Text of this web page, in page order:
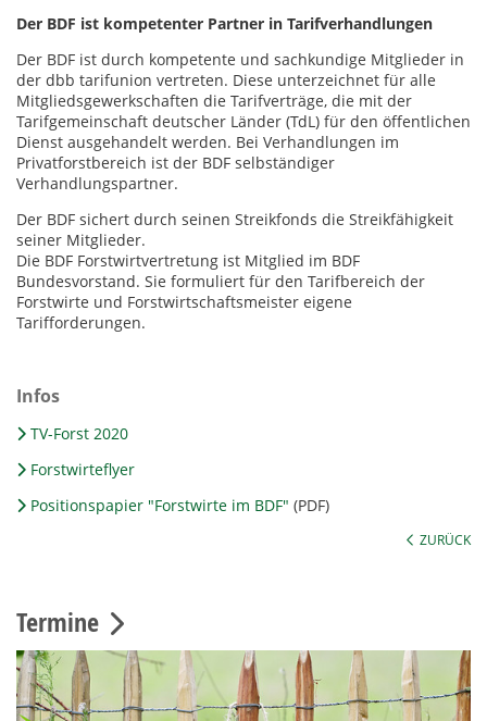
Der BDF ist kompetenter Partner in Tarifverhandlungen
Der BDF ist durch kompetente und sachkundige Mitglieder in
der dbb tarifunion vertreten. Diese unterzeichnet für alle
Mitgliedsgewerkschaften die Tarifverträge, die mit der
Tarifgemeinschaft deutscher Länder (TdL) für den öffentlichen
Dienst ausgehandelt werden. Bei Verhandlungen im
Privatforstbereich ist der BDF selbständiger
Verhandlungspartner.
Der BDF sichert durch seinen Streikfonds die Streikfähigkeit
seiner Mitglieder.
Die BDF Forstwirtvertretung ist Mitglied im BDF
Bundesvorstand. Sie formuliert für den Tarifbereich der
Forstwirte und Forstwirtschaftsmeister eigene
Tarifforderungen.
Infos
TV-Forst 2020
Forstwirteflyer
Positionspapier "Forstwirte im BDF" (PDF)
ZURÜCK
Termine